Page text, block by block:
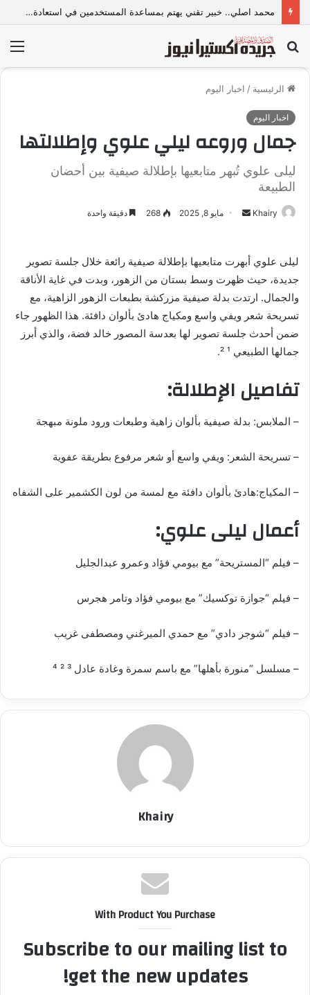
محمد اصلي.. خبير تقني يهتم بمساعدة المستخدمين في استعادة حساباتهم على منصات التواصل
بحث
عن
الرئيسية / اخبار اليوم
اخبار اليوم
جمال وروعه ليلي علوي وإطلالتها
ليلى علوي تُبهر متابعيها بإطلالة صيفية بين أحضان
الطبيعة
Khairy
ل
ب
ر
د
ك
ن
ا
مايو 8, 2025 268 دقيقة واحدة
ليلى علوي أبهرت متابعيها بإطلالة صيفية رائعة خلال جلسة تصوير
جديدة، حيث ظهرت وسط بستان من الزهور، وبدت في غاية الأناقة
والجمال. ارتدت بدلة صيفية مزركشة بطبعات الزهور الزاهية، مع
تسريحة شعر ويفي واسع ومكياج هادئ بألوان دافئة. هذا الظهور جاء
ضمن أحدث جلسة تصوير لها بعدسة المصور خالد فضة، والذي أبرز
جمالها الطبيعي ¹ ².
تفاصيل الإطلالة:
– الملابس: بدلة صيفية بألوان زاهية وطبعات ورود ملونة مبهجة
– تسريحة الشعر: ويفي واسع أو شعر مرفوع بطريقة عفوية
– المكياج:هادئ بألوان دافئة مع لمسة من لون الكشمير على الشفاه
أعمال ليلى علوي:
– فيلم “المستريحة” مع بيومي فؤاد وعمرو عبدالجليل
– فيلم “جوازة توكسيك” مع بيومي فؤاد وتامر هجرس
– فيلم “شوجر دادي” مع حمدي الميرغني ومصطفى غريب
– مسلسل “منورة بأهلها” مع باسم سمرة وغادة عادل ³ ² ⁴
Khairy
With Product You Purchase
Subscribe to our mailing list to
get the new updates!